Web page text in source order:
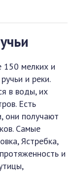
150 мелких и
и реки.
в воды, их
Есть
они получают
Самые
Ястребка,
и